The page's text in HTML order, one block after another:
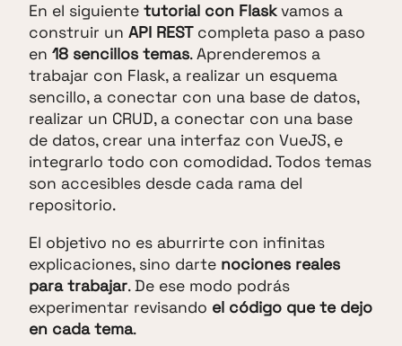
En el siguiente tutorial con Flaskvamos a
construir un API RESTcompleta paso a paso
en 18 sencillos temas. Aprenderemos a
trabajar con Flask, a realizar un esquema
sencillo, a conectar con una base de datos,
realizar un CRUD, a conectar con una base
de datos, crear una interfaz con VueJS, e
integrarlo todo con comodidad. Todos temas
son accesibles desde cada rama del
repositorio.
El objetivo no es aburrirte con infinitas
explicaciones, sino darte nociones reales
para trabajar. De ese modo podrás
experimentar revisando el código que te dejo
en cada tema.